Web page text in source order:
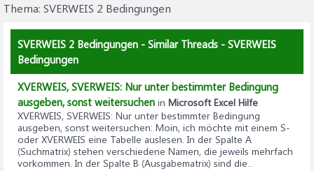
Thema: SVERWEIS 2 Bedingungen
SVERWEIS 2 Bedingungen - Similar Threads - SVERWEIS
Bedingungen
XVERWEIS, SVERWEIS: Nur unter bestimmter Bedingung
ausgeben, sonst weitersuchen in Microsoft Excel Hilfe
XVERWEIS, SVERWEIS: Nur unter bestimmter Bedingung
ausgeben, sonst weitersuchen: Moin, ich möchte mit einem S-
oder XVERWEIS eine Tabelle auslesen. In der Spalte A
(Suchmatrix) stehen verschiedene Namen, die jeweils mehrfach
vorkommen. In der Spalte B (Ausgabematrix) sind die...